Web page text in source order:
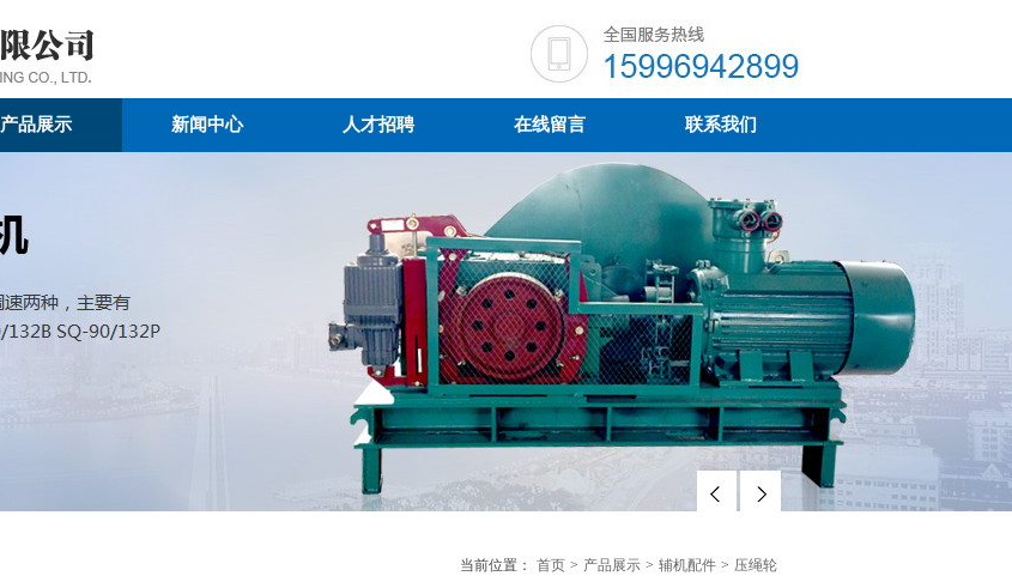
产品展示 新闻中心 人才招聘 在线留言 联系我们
当前位置： 首页 > 产品展示 > 辅机配件 > 压绳轮